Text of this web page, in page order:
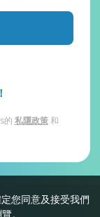
您同意及接受我們
。
的 私隱政策和
則